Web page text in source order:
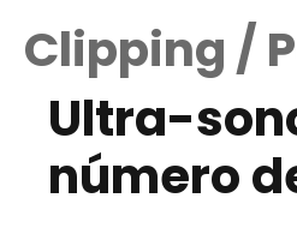
Clipping /
Ultra-
número